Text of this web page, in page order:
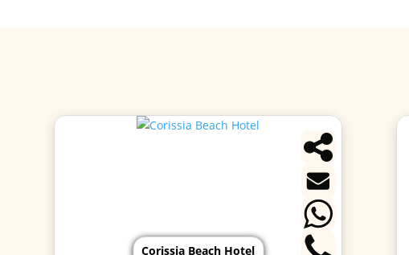
Corissia Beach Hotel